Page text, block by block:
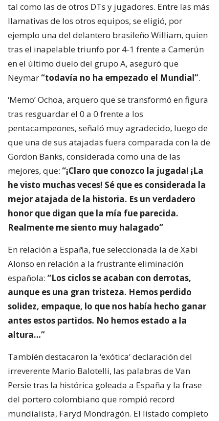
tal como las de otros DTs y jugadores. Entre las más
llamativas de los otros equipos, se eligió, por
ejemplo una del delantero brasileño William, quien
tras el inapelable triunfo por 4-1 frente a Camerún
en el último duelo del grupo A, aseguró que
Neymar“todavía no ha empezado el Mundial”.
‘Memo’ Ochoa, arquero que se transformó en figura
tras resguardar el 0 a 0 frente a los
pentacampeones, señaló muy agradecido, luego de
que una de sus atajadas fuera comparada con la de
Gordon Banks, considerada como una de las
mejores, que: “¡Claro que conozco la jugada! ¡La
he visto muchas veces! Sé que es considerada la
mejor atajada de la historia. Es un verdadero
honor que digan que la mía fue parecida.
Realmente me siento muy halagado”
En relación a España, fue seleccionada la de Xabi
Alonso en relación a la frustrante eliminación
española: “Los ciclos se acaban con derrotas,
aunque es una gran tristeza. Hemos perdido
solidez, empaque, lo que nos había hecho ganar
antes estos partidos. No hemos estado a la
altura…”
También destacaron la ‘exótica’ declaración del
irreverente Mario Balotelli, las palabras de Van
Persie tras la histórica goleada a España y la frase
del portero colombiano que rompió record
mundialista, Faryd Mondragón. El listado completo